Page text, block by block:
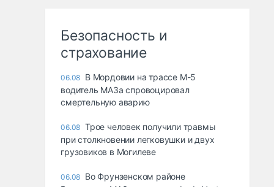
Безопасность и
страхование
06.08 В Мордовии на трассе М-5
водитель МАЗа спровоцировал
смертельную аварию
06.08 Трое человек получили травмы
при столкновении легковушки и двух
грузовиков в Могилеве
06.08 Во Фрунзенском районе